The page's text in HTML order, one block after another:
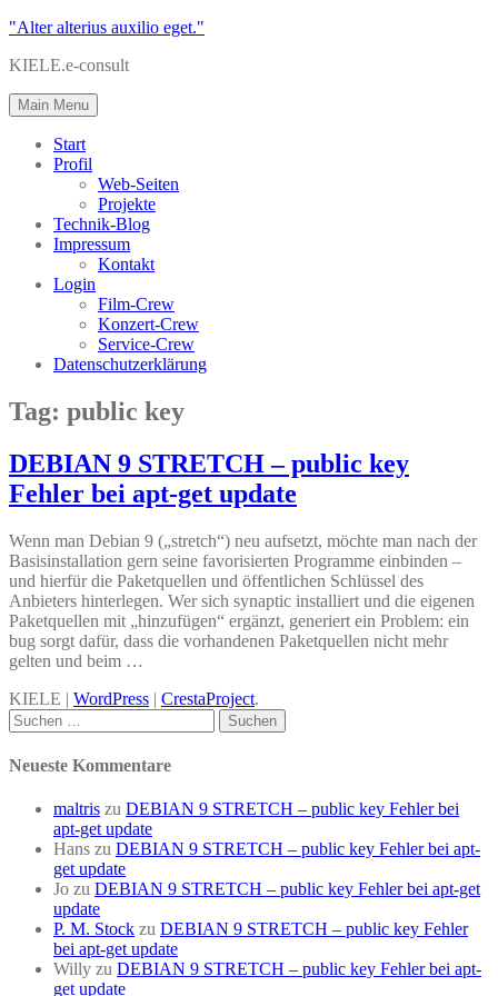
"Alter alterius auxilio eget."
KIELE.e-consult
Main Menu
Start
Profil
Web-Seiten
Projekte
Technik-Blog
Impressum
Kontakt
Login
Film-Crew
Konzert-Crew
Service-Crew
Datenschutzerklärung
Tag: public key
DEBIAN 9 STRETCH – public key
Fehler bei apt-get update
Wenn man Debian 9 („stretch“) neu aufsetzt, möchte man nach der
Basisinstallation gern seine favorisierten Programme einbinden –
und hierfür die Paketquellen und öffentlichen Schlüssel des
Anbieters hinterlegen. Wer sich synaptic installiert und die eigenen
Paketquellen mit „hinzufügen“ ergänzt, generiert ein Problem: ein
bug sorgt dafür, dass die vorhandenen Paketquellen nicht mehr
gelten und beim …
KIELE | WordPress | CrestaProject.
Facebook
Twitter
Suchen
nach:
Neueste Kommentare
maltris zu DEBIAN 9 STRETCH – public key Fehler bei
apt-get update
Hans zu DEBIAN 9 STRETCH – public key Fehler bei apt-
get update
Jo zu DEBIAN 9 STRETCH – public key Fehler bei apt-get
update
P. M. Stock zu DEBIAN 9 STRETCH – public key Fehler
bei apt-get update
Willy zu DEBIAN 9 STRETCH – public key Fehler bei apt-
get update